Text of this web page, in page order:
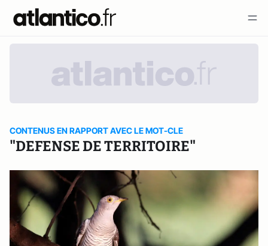
CONTENUS EN RAPPORT AVEC LE MOT-CLE
"DEFENSE DE TERRITOIRE"